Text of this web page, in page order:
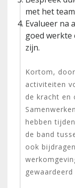
met het
Evalueer na
goed
zijn.
Kortom,
activiteiten
de kracht en
hebben
de band
ook